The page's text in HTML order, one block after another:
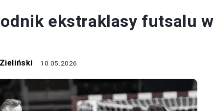
ekstraklasy futsalu w
10.05.2026